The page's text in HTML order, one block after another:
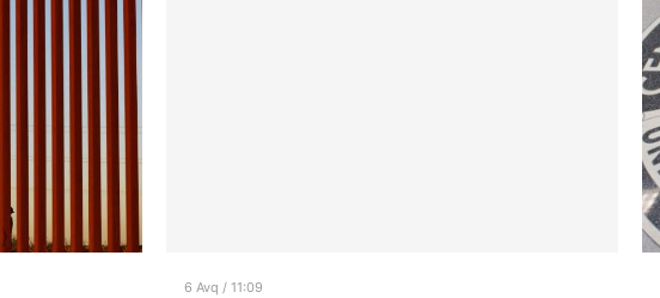
6 Avq / 11:09